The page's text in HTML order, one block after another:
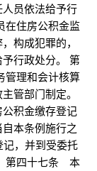
员依法给予行
住房公积金监
构成犯罪的，
行政处分。 第
理和会计核算
管部门制定。
积金缴存登记
本条例施行之
，并到受委托
第四十七条 本